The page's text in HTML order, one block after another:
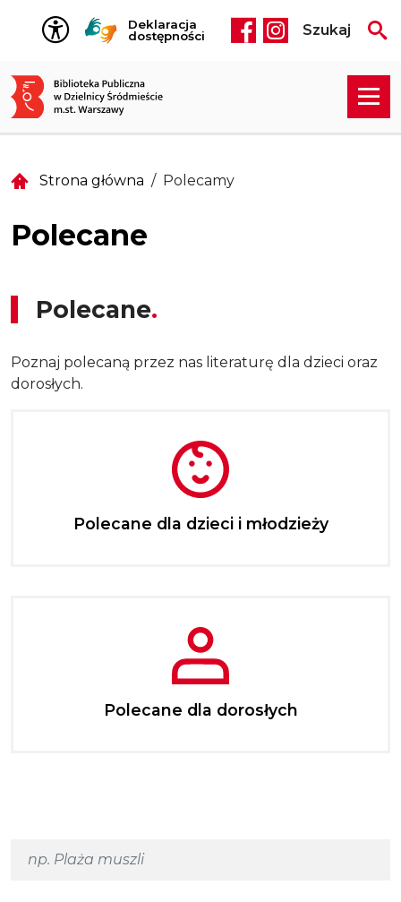
Przejdź do treści
Deklaracja
dostępności
Social media
Szukaj
Strona główna Polecamy
Polecane
Polecane
Poznaj polecaną przez nas literaturę dla dzieci oraz
dorosłych.
Polecane dla dzieci i młodzieży
Polecane dla dorosłych